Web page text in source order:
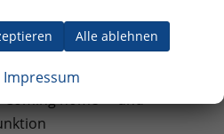
elektrisch anklappbar
mit LED-
home""- und
Alle ablehnen
Impressum